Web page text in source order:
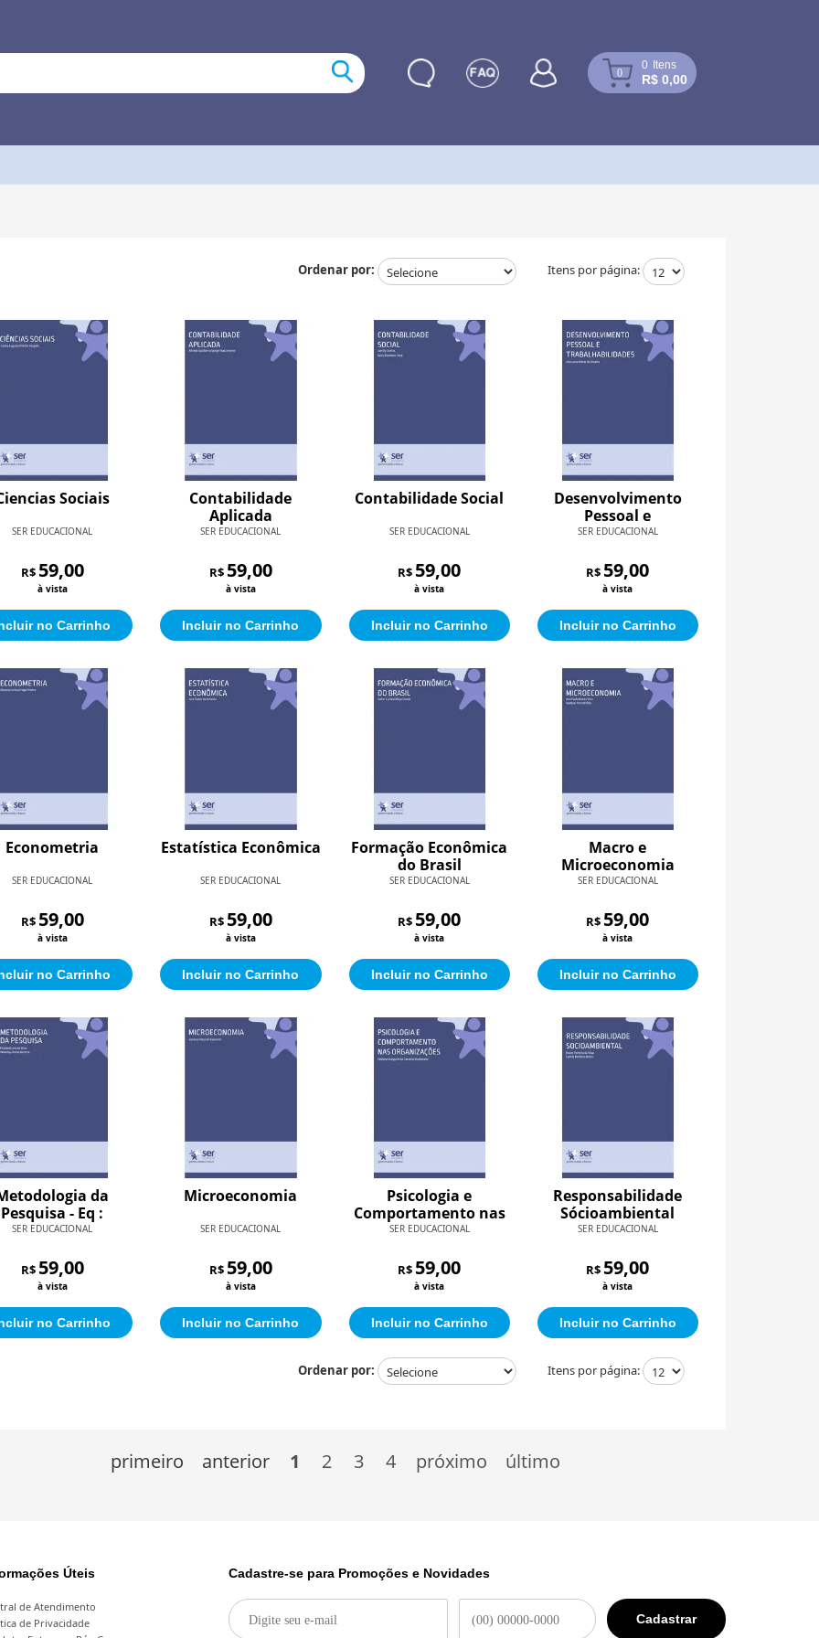
0
0 Itens
R$ 0,00
Ordenar por: Itens por página:
Sociais
SER EDUCACIONAL
R$ 59,00
à vista
no Carrinho
Contabilidade
Aplicada
SER EDUCACIONAL
R$ 59,00
à vista
Incluir no Carrinho
Contabilidade Social
SER EDUCACIONAL
R$ 59,00
à vista
Incluir no Carrinho
Desenvolvimento
Pessoal e
Trabalhabilidade
SER EDUCACIONAL
R$ 59,00
à vista
Incluir no Carrinho
Econometria
SER EDUCACIONAL
R$ 59,00
à vista
no Carrinho
Estatística Econômica
SER EDUCACIONAL
R$ 59,00
à vista
Incluir no Carrinho
Formação Econômica
do Brasil
SER EDUCACIONAL
R$ 59,00
à vista
Incluir no Carrinho
Macro e
Microeconomia
SER EDUCACIONAL
R$ 59,00
à vista
Incluir no Carrinho
da
Pesquisa - Eq :
Científica
SER EDUCACIONAL
R$ 59,00
à vista
no Carrinho
Microeconomia
SER EDUCACIONAL
R$ 59,00
à vista
Incluir no Carrinho
Psicologia e
Comportamento nas
Organizações
SER EDUCACIONAL
R$ 59,00
à vista
Incluir no Carrinho
Responsabilidade
Sócioambiental
SER EDUCACIONAL
R$ 59,00
à vista
Incluir no Carrinho
Ordenar por: Itens por página:
primeiro anterior 1 2 3 4 próximo último
Úteis
de Atendimento
de Privacidade
Cadastre-se para Promoções e Novidades
Cadastrar